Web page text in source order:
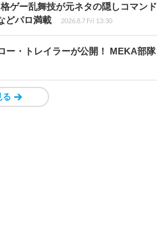
ゲー乱舞技が元ネタの隠しコマンド
どパロ満載
2026.8.7 Fri 13:30
ー・トレイラーが公開！ MEKA部隊
る